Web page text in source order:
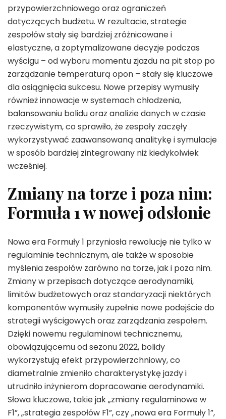
przypowierzchniowego oraz ograniczeń
dotyczących budżetu. W rezultacie, strategie
zespołów stały się bardziej zróżnicowane i
elastyczne, a zoptymalizowane decyzje podczas
wyścigu – od wyboru momentu zjazdu na pit stop po
zarządzanie temperaturą opon – stały się kluczowe
dla osiągnięcia sukcesu. Nowe przepisy wymusiły
również innowacje w systemach chłodzenia,
balansowaniu bolidu oraz analizie danych w czasie
rzeczywistym, co sprawiło, że zespoły zaczęły
wykorzystywać zaawansowaną analitykę i symulacje
w sposób bardziej zintegrowany niż kiedykolwiek
wcześniej.
Zmiany na torze i poza nim:
Formuła 1 w nowej odsłonie
Nowa era Formuły 1 przyniosła rewolucję nie tylko w
regulaminie technicznym, ale także w sposobie
myślenia zespołów zarówno na torze, jak i poza nim.
Zmiany w przepisach dotyczące aerodynamiki,
limitów budżetowych oraz standaryzacji niektórych
komponentów wymusiły zupełnie nowe podejście do
strategii wyścigowych oraz zarządzania zespołem.
Dzięki nowemu regulaminowi technicznemu,
obowiązującemu od sezonu 2022, bolidy
wykorzystują efekt przypowierzchniowy, co
diametralnie zmieniło charakterystykę jazdy i
utrudniło inżynierom dopracowanie aerodynamiki.
Słowa kluczowe, takie jak „zmiany regulaminowe w
F1”, „strategia zespołów F1”, czy „nowa era Formuły 1”,